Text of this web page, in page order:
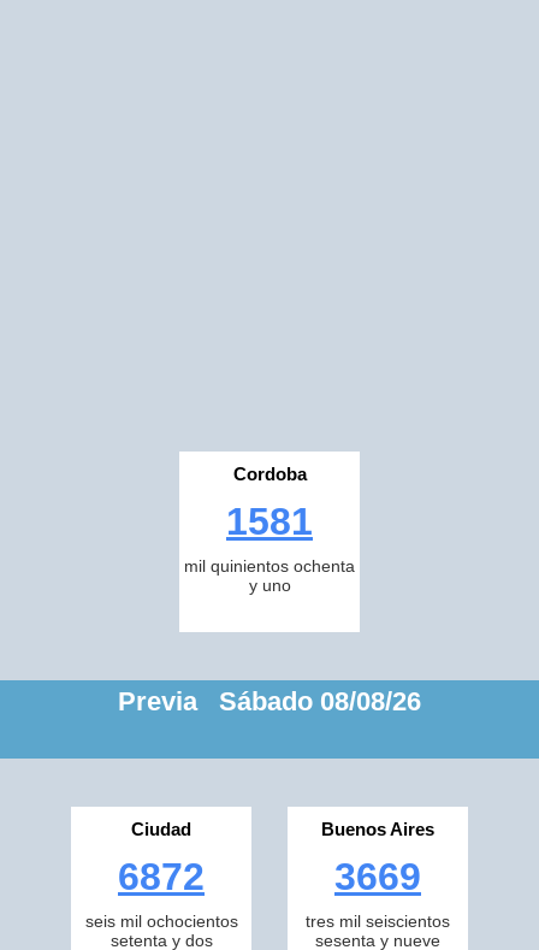
Cordoba
1581
mil quinientos ochenta
y uno
Previa Sábado 08/08/26
Ciudad
6872
seis mil ochocientos
setenta y dos
Buenos Aires
3669
tres mil seiscientos
sesenta y nueve